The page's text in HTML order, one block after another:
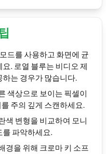
드를 사용하고 화면에 균
. 로열 블루는 비디오 제
는 경우가 많습니다.
색상으로 보이는 픽셀이
주의 깊게 스캔하세요.
색 변형을 비교하여 모니
를 파악하세요.
경을 위해 크로마 키 소프